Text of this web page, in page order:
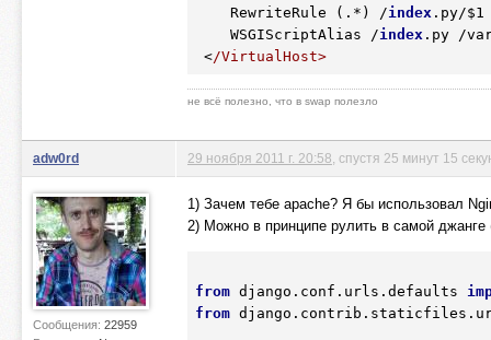
RewriteRule (. *) /index .py/$1
WSGIScriptAlias /index .py /
</VirtualHost>
не всё полезно, что в swap полезло
adw0rd
Сообщения: 22959
29 ноября 2011 г. 20:58 , спустя 25 минут 15
1) Зачем тебе apache? Я бы использовал
2) Можно в принципе рулить в самой джанге
from django.conf.urls.defaults
from